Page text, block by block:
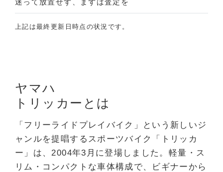
迷って放置せず、まずは査定を
上記は最終更新日時点の状況です。
ヤマハ
トリッカーとは
「フリーライドプレイバイク」という新しいジ
ャンルを提唱するスポーツバイク「トリッカ
ー」は、2004年3月に登場しました。軽量・ス
リム・コンパクトな車体構成で、ビギナーから